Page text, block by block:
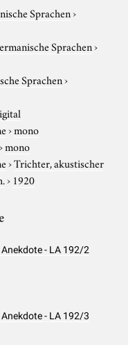
Sprachen›
Sprachen›
Sprachen›
›mono
›mono
›Trichter, akustischer
› 1920
- LA 192/2
- LA 192/3